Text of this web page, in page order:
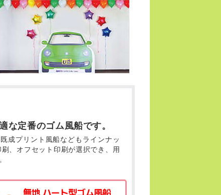
な定番のゴム風船です。
成プリント風船などもラインナッ
、オフセット印刷が選択でき、用